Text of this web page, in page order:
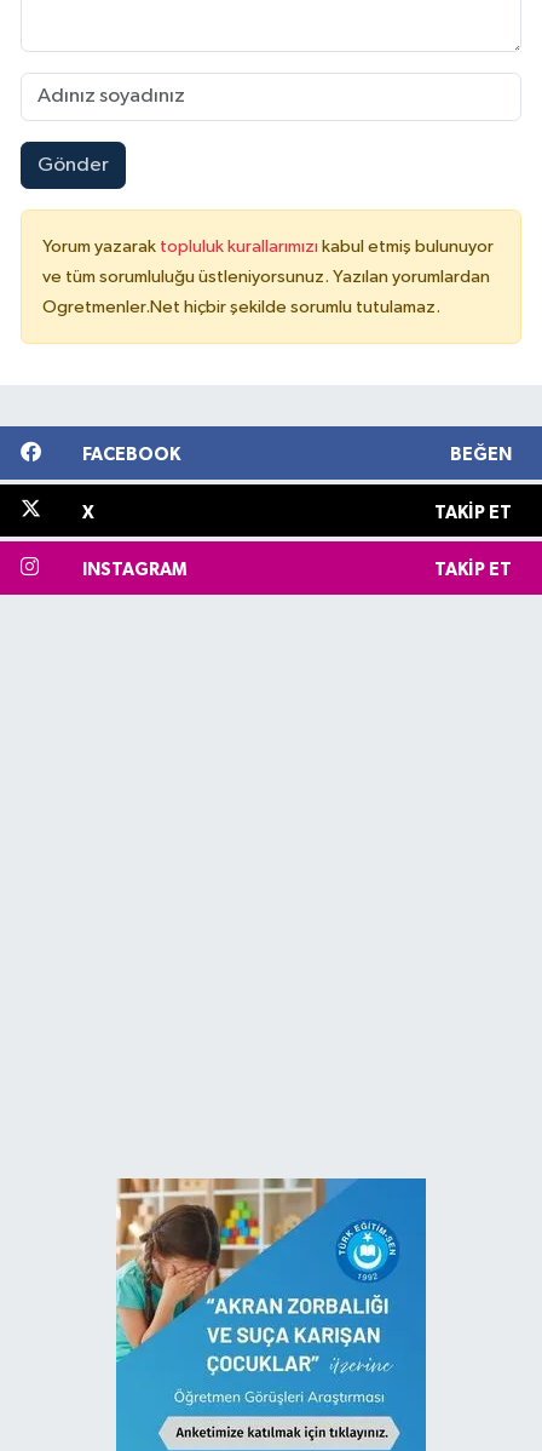
Gönder
Yorum yazarak topluluk kurallarımızı kabul etmiş bulunuyor
ve tüm sorumluluğu üstleniyorsunuz. Yazılan yorumlardan
Ogretmenler.Net hiçbir şekilde sorumlu tutulamaz.
FACEBOOK BEĞEN
X TAKIP ET
INSTAGRAM TAKIP ET